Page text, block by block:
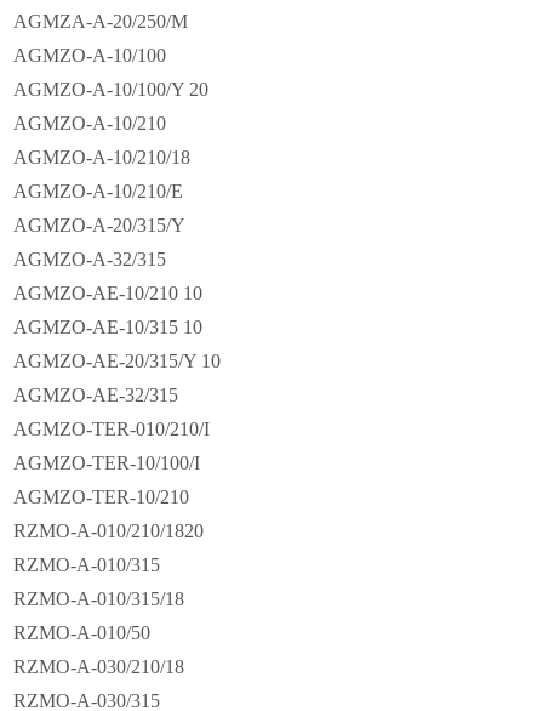
AGMZA-A-20/250/M
AGMZO-A-10/100
AGMZO-A-10/100/Y 20
AGMZO-A-10/210
AGMZO-A-10/210/18
AGMZO-A-10/210/E
AGMZO-A-20/315/Y
AGMZO-A-32/315
AGMZO-AE-10/210 10
AGMZO-AE-10/315 10
AGMZO-AE-20/315/Y 10
AGMZO-AE-32/315
AGMZO-TER-010/210/I
AGMZO-TER-10/100/I
AGMZO-TER-10/210
RZMO-A-010/210/1820
RZMO-A-010/315
RZMO-A-010/315/18
RZMO-A-010/50
RZMO-A-030/210/18
RZMO-A-030/315